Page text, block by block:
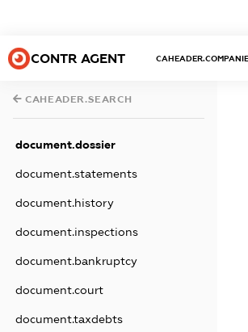
CONTR AGENT
CAHEADER.SEARCH
document.dossier
document.statements
document.history
document.inspections
document.bankruptcy
document.court
document.taxdebts